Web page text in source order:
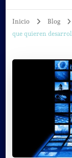
Inicio Blog
que quieren